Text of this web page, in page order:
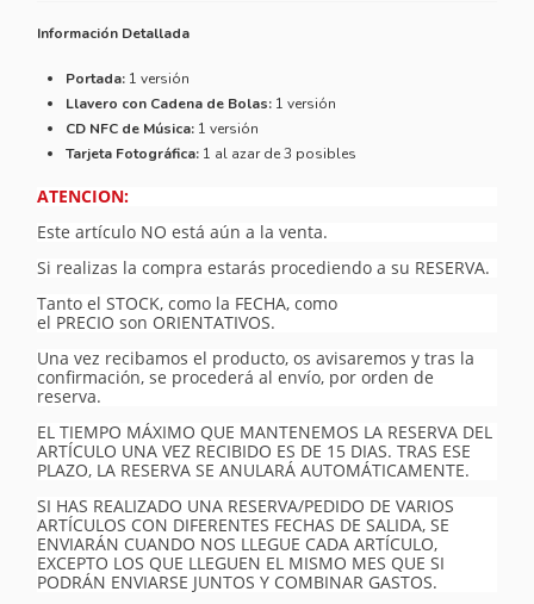
Información Detallada
Portada: 1 versión
Llavero con Cadena de Bolas: 1 versión
CD NFC de Música: 1 versión
Tarjeta Fotográfica: 1 al azar de 3 posibles
ATENCION:
Este artículo NO está aún a la venta.
Si realizas la compra estarás procediendo a su RESERVA.
Tanto el STOCK, como la FECHA, como
el PRECIO son ORIENTATIVOS.
Una vez recibamos el producto, os avisaremos y tras la
confirmación, se procederá al envío, por orden de
reserva.
EL TIEMPO MÁXIMO QUE MANTENEMOS LA RESERVA DEL
ARTÍCULO UNA VEZ RECIBIDO ES DE 15 DIAS. TRAS ESE
PLAZO, LA RESERVA SE ANULARÁ AUTOMÁTICAMENTE.
SI HAS REALIZADO UNA RESERVA/PEDIDO DE VARIOS
ARTÍCULOS CON DIFERENTES FECHAS DE SALIDA, SE
ENVIARÁN CUANDO NOS LLEGUE CADA ARTÍCULO,
EXCEPTO LOS QUE LLEGUEN EL MISMO MES QUE SI
PODRÁN ENVIARSE JUNTOS Y COMBINAR GASTOS.